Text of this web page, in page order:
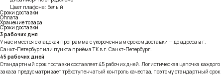
Цвет плафона: Белый
Сроки доставки
Оплата
Хранение товара
Сроки доставки
3 рабочих дня
У нас имеется складская программа с укороченным сроком доставки — до адреса в г.
Санкт-Петербург или пункта приёма ТК в г. Санкт-Петербург.
45 рабочих дней
Стандартный срок поставки составляет 45 рабочих дней. Логистическая цепочка каждого
заказа предусматривает трёхступенчатый контроль качества, поэтому стандартный срок